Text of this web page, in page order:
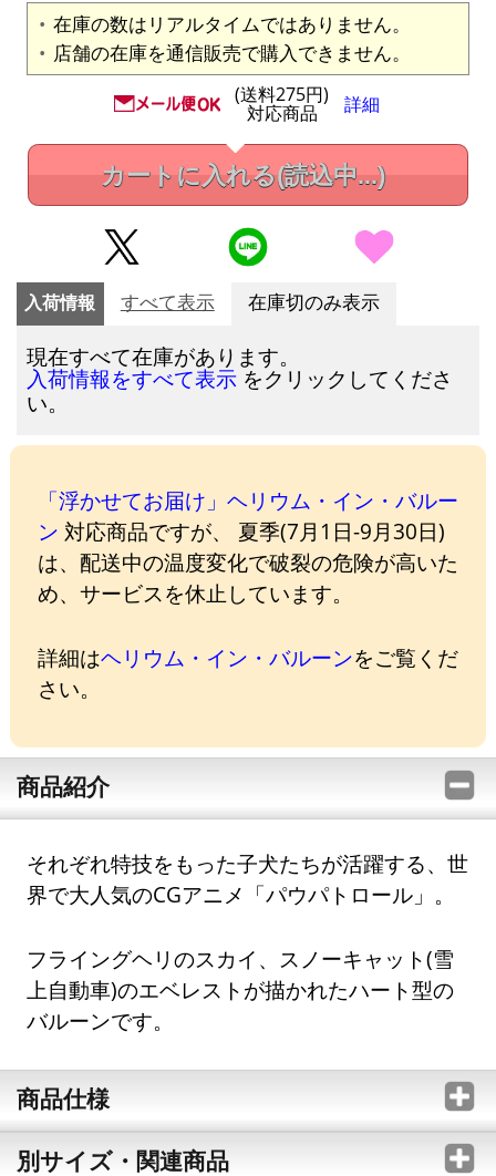
在庫の数はリアルタイムではありません。
店舗の在庫を通信販売で購入できません。
(送料275円)
対応商品 詳細
カートに入れる(読込中...)
入荷情報 すべて表示 在庫切のみ表示
現在すべて在庫があります。
入荷情報をすべて表示 をクリックしてくださ
い。
「浮かせてお届け」ヘリウム・イン・バルー
ン 対応商品ですが、 夏季(7月1日-9月30日)
は、配送中の温度変化で破裂の危険が高いた
め、サービスを休止しています。
詳細はヘリウム・イン・バルーンをご覧くだ
さい。
商品紹介
それぞれ特技をもった子犬たちが活躍する、世
界で大人気のCGアニメ「パウパトロール」。
フライングヘリのスカイ、スノーキャット(雪
上自動車)のエベレストが描かれたハート型の
バルーンです。
商品仕様
別サイズ・関連商品